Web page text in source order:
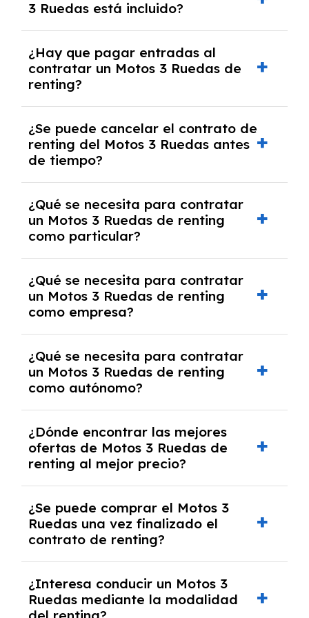
casos, comprarlo a un precio previamente
acordado.
3 Ruedas está incluido?
Ruedas con el seguro a todo riesgo sin
franquicia incluido dentro de las cuotas
mensuales.
¿Hay que pagar entradas al
contratar un Motos 3 Ruedas de
renting?
tendrás que pagar ningún tipo de entrada
salvo en casos que lo exija el proveedor
debido al resultado del estudio de viabilidad
económica.
¿Se puede cancelar el contrato de
renting del Motos 3 Ruedas antes
de tiempo?
pero puede haber penalizaciones por
cancelación anticipada. Es importante revisar
las condiciones del contrato y hablar con un
experto que te asesore.
¿Qué se necesita para contratar
un Motos 3 Ruedas de renting
como particular?
y, en algunos casos, una consulta de solvencia
crediticia y un pago inicial.
¿Qué se necesita para contratar
un Motos 3 Ruedas de renting
como empresa?
documentación financiera y, en algunos
casos, un informe de solvencia de la empresa
y un pago inicial.
¿Qué se necesita para contratar
un Motos 3 Ruedas de renting
como autónomo?
autónomos, justificante de ingresos y, en
algunos casos, un informe fiscal y un pago
inicial.
¿Dónde encontrar las mejores
ofertas de Motos 3 Ruedas de
renting al mejor precio?
mejores ofertas de vehículos de renting con
todos los gastos incluidos y sin pagar
entradas.
¿Se puede comprar el Motos 3
Ruedas una vez finalizado el
contrato de renting?
renting se puede adquirir el coche. En este
caso tendrán que analizar los años, la
¿Interesa conducir un Motos 3
Ruedas mediante la modalidad